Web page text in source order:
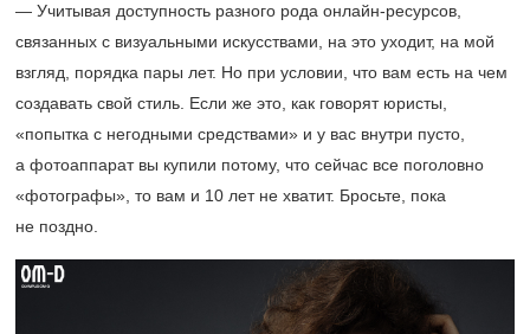
— Учитывая доступность разного рода онлайн-ресурсов,
связанных с визуальными искусствами, на это уходит, на мой
взгляд, порядка пары лет. Но при условии, что вам есть на чем
создавать свой стиль. Если же это, как говорят юристы,
«попытка с негодными средствами» и у вас внутри пусто,
а фотоаппарат вы купили потому, что сейчас все поголовно
«фотографы», то вам и 10 лет не хватит. Бросьте, пока
не поздно.